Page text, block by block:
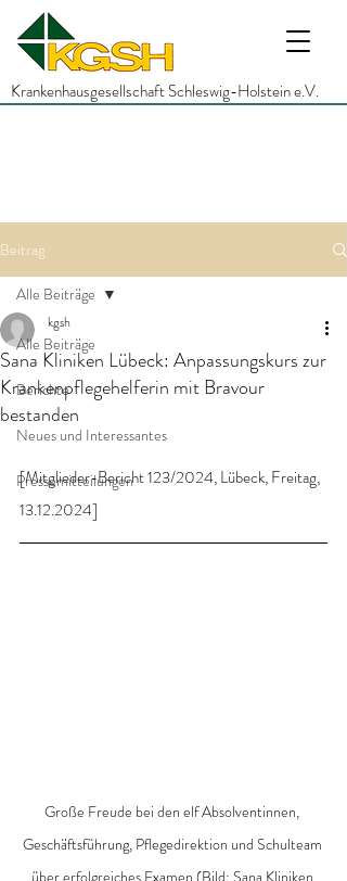
Krankenhausgesellschaft Schleswig-Holstein e.V.
Beitrag
Alle Beiträge
Berichte
Neues und Interessantes
Pressemitteilungen
Alle Beiträge
Sana Kliniken Lübeck: Anpassungskurs zur
Krankenpflegehelferin mit Bravour
bestanden
kgsh
[Mitglieder-Bericht 123/2024, Lübeck, Freitag,
13.12.2024]
Große Freude bei den elf Absolventinnen,
Geschäftsführung, Pflegedirektion und Schulteam